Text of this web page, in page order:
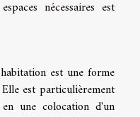
nécessaires est
est une forme
est particulièrement
une colocation d'un